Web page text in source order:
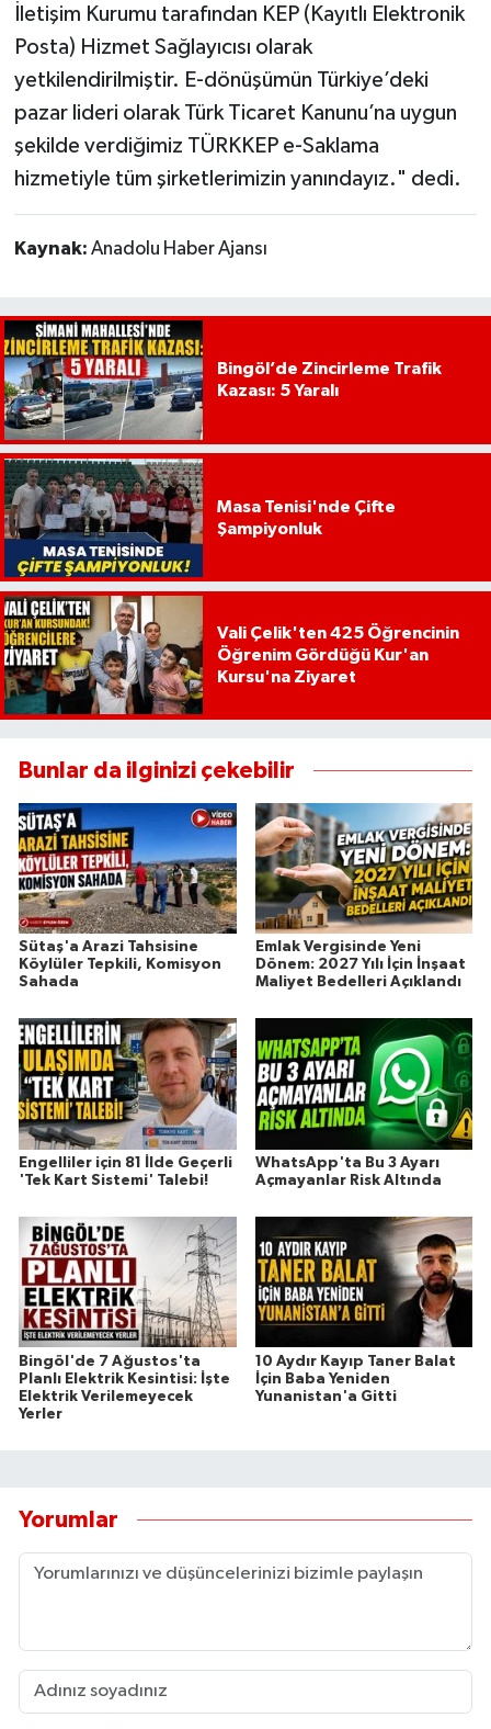
İletişim Kurumu tarafından KEP (Kayıtlı Elektronik
Posta) Hizmet Sağlayıcısı olarak
yetkilendirilmiştir. E-dönüşümün Türkiye’deki
pazar lideri olarak Türk Ticaret Kanunu’na uygun
şekilde verdiğimiz TÜRKKEP e-Saklama
hizmetiyle tüm şirketlerimizin yanındayız." dedi.
Kaynak: Anadolu Haber Ajansı
Bingöl’de Zincirleme Trafik
Kazası: 5 Yaralı
Masa Tenisi'nde Çifte
Şampiyonluk
Vali Çelik'ten 425 Öğrencinin
Öğrenim Gördüğü Kur'an
Kursu'na Ziyaret
Bunlar da ilginizi çekebilir
Sütaş'a Arazi Tahsisine
Köylüler Tepkili, Komisyon
Sahada
Emlak Vergisinde Yeni
Dönem: 2027 Yılı İçin İnşaat
Maliyet Bedelleri Açıklandı
Engelliler için 81 İlde Geçerli
'Tek Kart Sistemi' Talebi!
WhatsApp'ta Bu 3 Ayarı
Açmayanlar Risk Altında
Bingöl'de 7 Ağustos'ta
Planlı Elektrik Kesintisi: İşte
Elektrik Verilemeyecek
Yerler
10 Aydır Kayıp Taner Balat
İçin Baba Yeniden
Yunanistan'a Gitti
Yorumlar